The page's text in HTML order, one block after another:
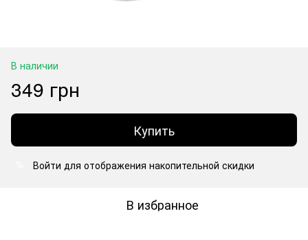
В наличии
349 грн
Купить
Войти для отображения накопительной скидки
В избранное